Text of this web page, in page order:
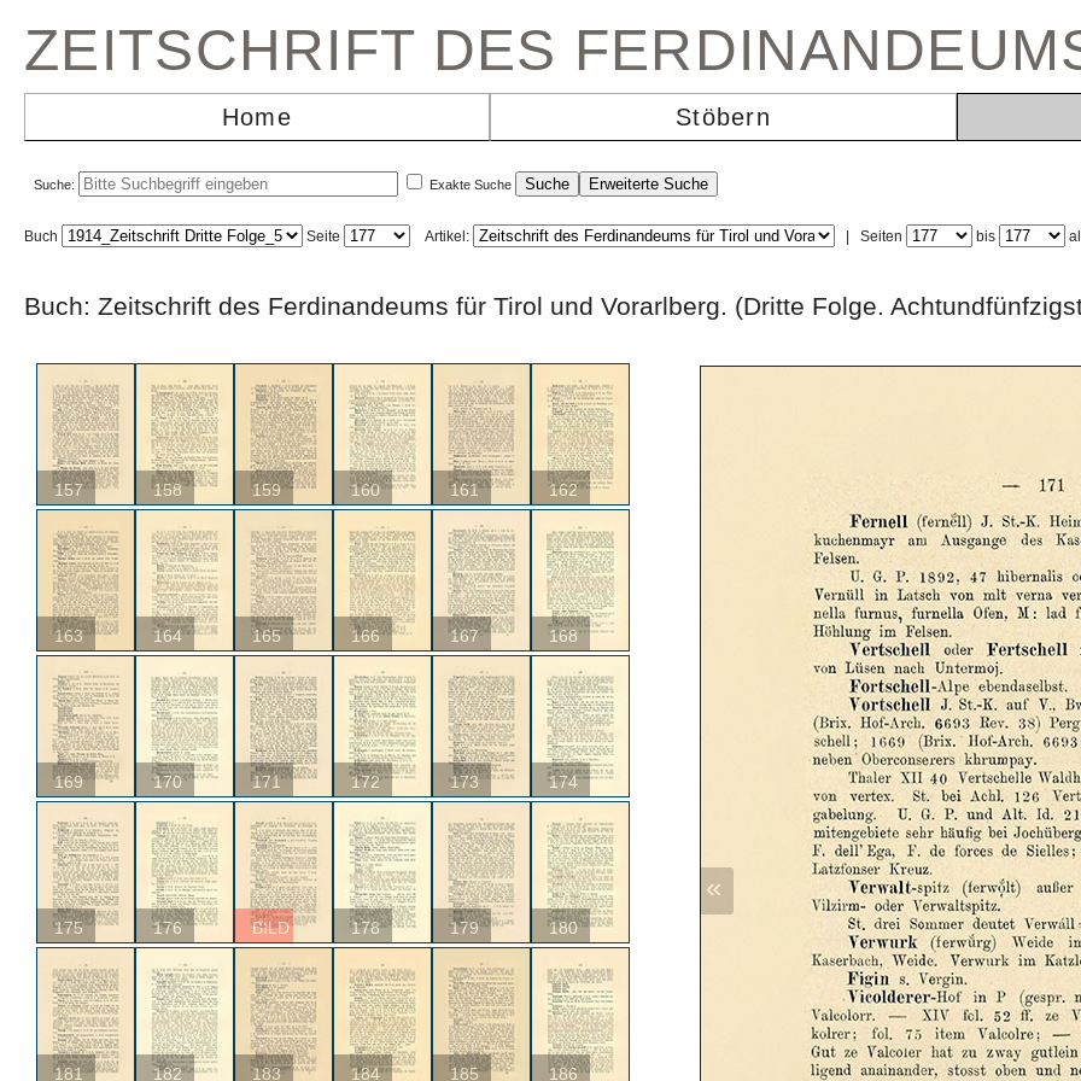
ZEITSCHRIFT DES
Home Stöbern
Suche: Exakte Suche
Buch Seite Artikel: Seiten bis
Buch: Zeitschrift des Ferdinandeums für Tirol und Vorarlberg. (Dritte Folge.
157 158 159 160 161 162
163 164 165 166 167 168
169 170 171 172 173 174
175 176 BILD 178 179 180
181 182 183 184 185 186
«